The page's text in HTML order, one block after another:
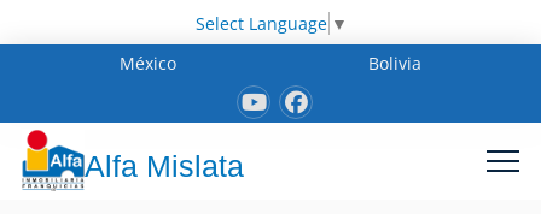
Select Language ▼
México
Bolivia
Alfa Mislata